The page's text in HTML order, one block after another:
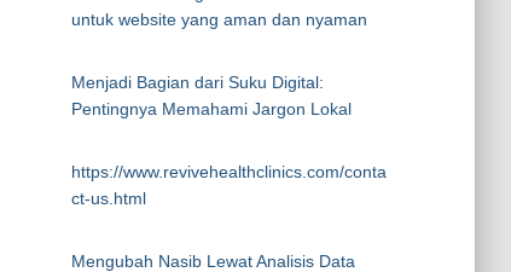
untuk website yang aman dan nyaman
Menjadi Bagian dari Suku Digital:
Pentingnya Memahami Jargon Lokal
https://www.revivehealthclinics.com/conta
ct-us.html
Mengubah Nasib Lewat Analisis Data